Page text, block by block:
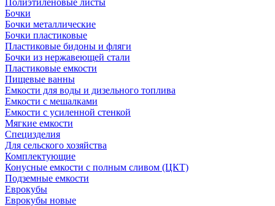
Полиэтиленовые листы
Бочки
Бочки металлические
Бочки пластиковые
Пластиковые бидоны и фляги
Бочки из нержавеющей стали
Пластиковые емкости
Пищевые ванны
Емкости для воды и дизельного топлива
Емкости с мешалками
Емкости с усиленной стенкой
Мягкие емкости
Специзделия
Для сельского хозяйства
Комплектующие
Конусные емкости с полным сливом (ЦКТ)
Подземные емкости
Еврокубы
Еврокубы новые